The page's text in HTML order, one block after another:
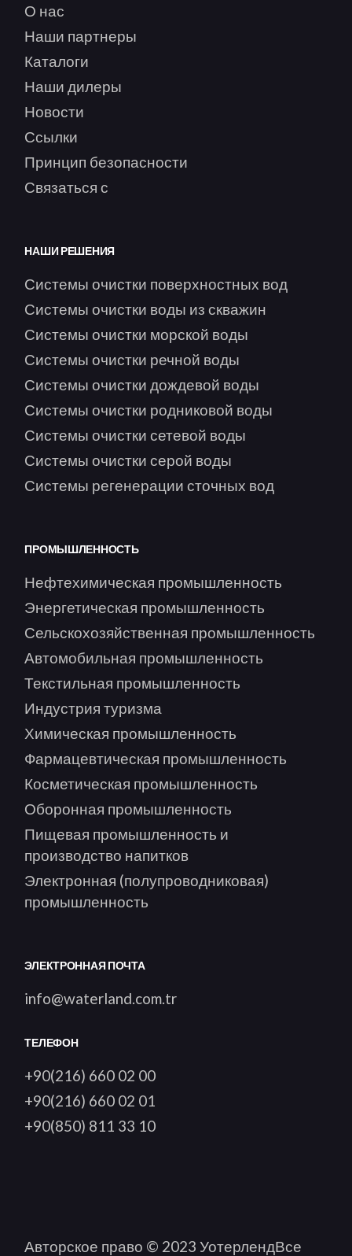
О нас
Наши партнеры
Каталоги
Наши дилеры
Новости
Ссылки
Принцип безопасности
Связаться с
НАШИ РЕШЕНИЯ
Системы очистки поверхностных вод
Системы очистки воды из скважин
Системы очистки морской воды
Системы очистки речной воды
Системы очистки дождевой воды
Системы очистки родниковой воды
Системы очистки сетевой воды
Системы очистки серой воды
Системы регенерации сточных вод
ПРОМЫШЛЕННОСТЬ
Нефтехимическая промышленность
Энергетическая промышленность
Сельскохозяйственная промышленность
Автомобильная промышленность
Текстильная промышленность
Индустрия туризма
Химическая промышленность
Фармацевтическая промышленность
Косметическая промышленность
Оборонная промышленность
Пищевая промышленность и
производство напитков
Электронная (полупроводниковая)
промышленность
ЭЛЕКТРОННАЯ ПОЧТА
info@waterland.com.tr
ТЕЛЕФОН
+90(216) 660 02 00
+90(216) 660 02 01
+90(850) 811 33 10
Авторское право © 2023УотерлендВсе